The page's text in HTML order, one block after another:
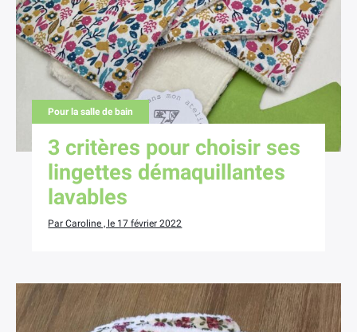
Pour la salle de bain
3 critères pour choisir ses
lingettes démaquillantes
lavables
Par Caroline , le 17 février 2022